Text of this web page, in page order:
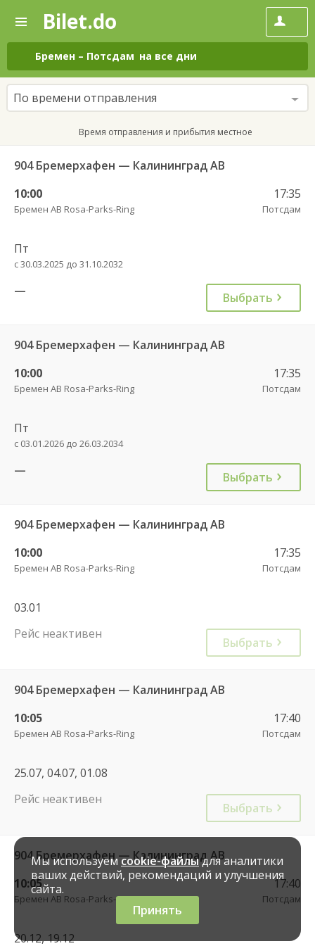
—
Поиск
и
покупка
билетов
на
автобус
онлайн
Bilet.do
Бремен – Потсдам на все дни
По времени отправления
Время отправления и прибытия местное
904 Бремерхафен — Калининград АВ
10:00
Бремен АВ Rosa-Parks-Ring
17:35
Потсдам
Пт
с 30.03.2025 до 31.10.2032
— Выбрать
904 Бремерхафен — Калининград АВ
10:00
Бремен АВ Rosa-Parks-Ring
17:35
Потсдам
Пт
с 03.01.2026 до 26.03.2034
— Выбрать
904 Бремерхафен — Калининград АВ
10:00
Бремен АВ Rosa-Parks-Ring
17:35
Потсдам
03.01
Рейс неактивен
Выбрать
904 Бремерхафен — Калининград АВ
10:05
Бремен АВ Rosa-Parks-Ring
17:40
Потсдам
25.07, 04.07, 01.08
Рейс неактивен
Выбрать
904 Бремерхафен — Калининград АВ
10:05
Бремен АВ Rosa-Parks-Ring
17:40
Потсдам
20.12, 19.12
Мы используемcookie-файлыдля аналитики
ваших действий, рекомендаций и улучшения
сайта.
Принять